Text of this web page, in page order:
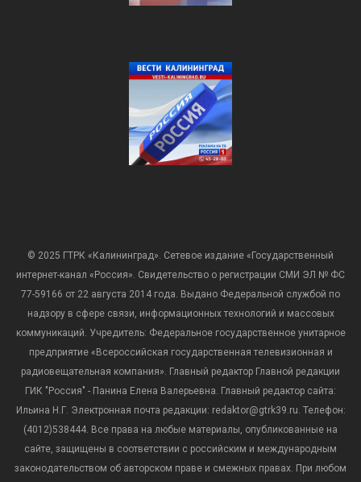
© 2025 ГТРК «Калининград». Сетевое издание «Государственный
интернет-канал «Россия». Свидетельство о регистрации СМИ ЭЛ № ФС
77-59166 от 22 августа 2014 года. Выдано Федеральной службой по
надзору в сфере связи, информационных технологий и массовых
коммуникаций. Учредитель: Федеральное государственное унитарное
предприятие «Всероссийская государственная телевизионная и
радиовещательная компания». Главный редактор Главной редакции
ГИК "Россия" - Панина Елена Валерьевна. Главный редактор сайта:
Ильина Н.Г. Электронная почта редакции: redaktor@gtrk39.ru. Телефон:
(4012)538444. Все права на любые материалы, опубликованные на
сайте, защищены в соответствии с российским и международным
законодательством об авторском праве и смежных правах. При любом